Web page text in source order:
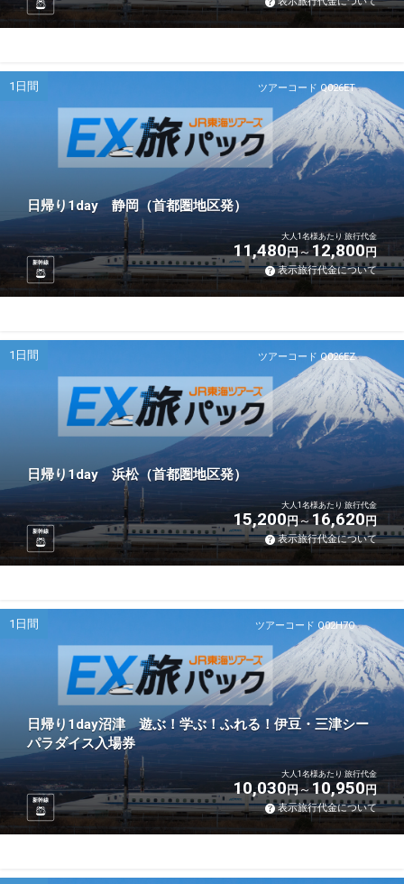
ツアーコード Q026ET
1日間
日帰り1day 静岡（首都圏地区発）
新幹線
大人1名様あたり 旅行代金
11,480円 12,800円
表示旅行代金について
ツアーコード Q026EZ
1日間
日帰り1day 浜松（首都圏地区発）
新幹線
大人1名様あたり 旅行代金
15,200円 16,620円
表示旅行代金について
ツアーコード Q02H7O
1日間
日帰り1day沼津 遊ぶ！学ぶ！ふれる！伊豆・三津シー
パラダイス入場券
新幹線
大人1名様あたり 旅行代金
10,030円 10,950円
表示旅行代金について